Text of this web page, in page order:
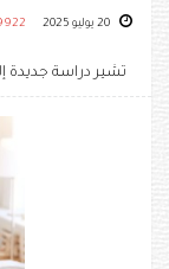
تشير دراسة جديدة